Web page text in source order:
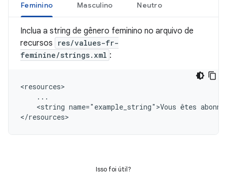
Feminino Masculino Neutro
Inclua a string de gênero feminino no arquivo de
recursos
res/values-fr-
feminine/strings.xml :
<string name="example_string">Vous êtes
</resources>
Isso foi útil?